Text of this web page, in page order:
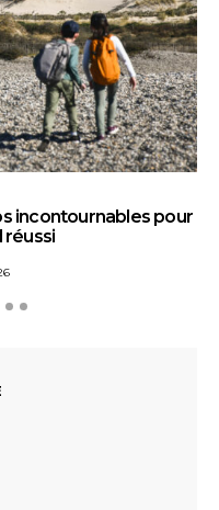
incontournables pour
réussi